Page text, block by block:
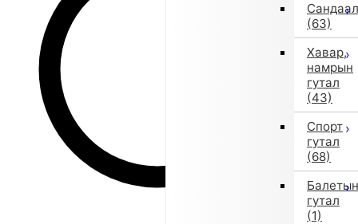
Сандаал
(63)
Хавар,
намрын
гутал
(43)
Спорт
гутал
(68)
Балетын
гутал
(1)